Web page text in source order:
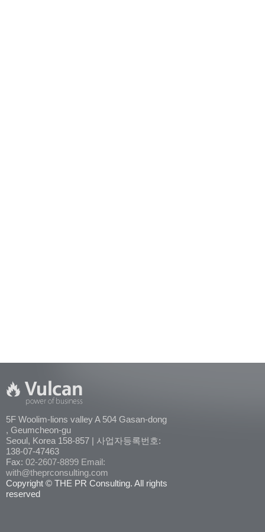
5F Woolim-lions valley A 504 Gasan-dong
, Geumcheon-gu
Seoul, Korea 158-857 | 사업자등록번호:
138-07-47463
Fax: 02-2607-8899 Email:
with@theprconsulting.com
Copyright © THE PR Consulting. All rights
reserved